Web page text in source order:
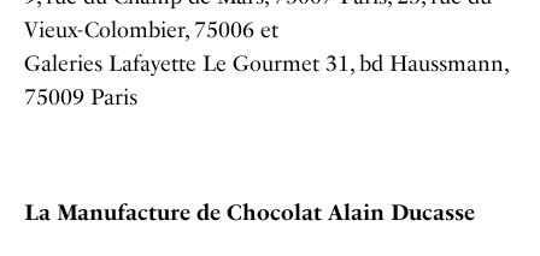
Vieux-Colombier, 75006 et
Galeries Lafayette Le Gourmet 31, bd Haussmann,
75009 Paris
La Manufacture de Chocolat Alain Ducasse